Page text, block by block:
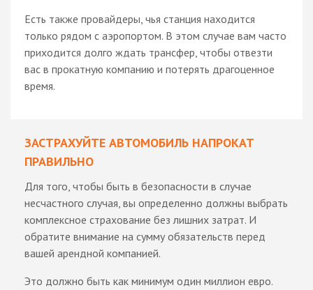
Есть также провайдеры, чья станция находится
только рядом с аэропортом. В этом случае вам часто
приходится долго ждать трансфер, чтобы отвезти
вас в прокатную компанию и потерять драгоценное
время.
ЗАСТРАХУЙТЕ АВТОМОБИЛЬ НАПРОКАТ
ПРАВИЛЬНО
Для того, чтобы быть в безопасности в случае
несчастного случая, вы определенно должны выбрать
комплексное страхование без лишних затрат. И
обратите внимание на сумму обязательств перед
вашей арендной компанией.
Это должно быть как минимум один миллион евро.